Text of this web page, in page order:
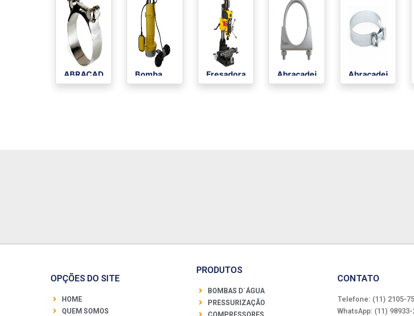
ABRAÇADEIRA
REXON
Bomba
Submersível
Fresadora/
Furadeira
Abraçadeiras
Tipo U
Abraçadeira
Mangotão
OPÇÕES DO SITE
HOME
QUEM SOMOS
PRODUTOS
BOMBAS D´ÁGUA
PRESSURIZAÇÃO
CONTATO
Telefone: (11) 2105-
WhatsApp: (11) 98933-